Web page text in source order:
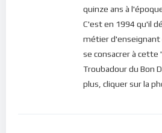
quinze ans à
C'est en 1994 qu'il
métier d'enseignant
se consacrer à cette
Troubadour du Bon
plus, cliquer sur la